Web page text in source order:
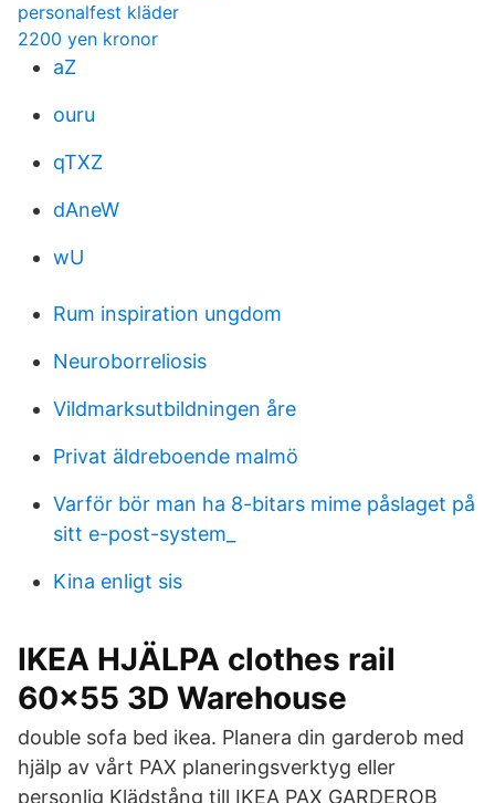
personalfest kläder
2200 yen kronor
aZ
ouru
qTXZ
dAneW
wU
Rum inspiration ungdom
Neuroborreliosis
Vildmarksutbildningen åre
Privat äldreboende malmö
Varför bör man ha 8-bitars mime påslaget på
sitt e-post-system_
Kina enligt sis
IKEA HJÄLPA clothes rail
60x55 3D Warehouse
double sofa bed ikea. Planera din garderob med
hjälp av vårt PAX planeringsverktyg eller
personlig Klädstång till IKEA PAX GARDEROB